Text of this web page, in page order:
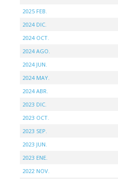
2025 FEB.
2024 DIC.
2024 OCT.
2024 AGO.
2024 JUN.
2024 MAY.
2024 ABR.
2023 DIC.
2023 OCT.
2023 SEP.
2023 JUN.
2023 ENE.
2022 NOV.